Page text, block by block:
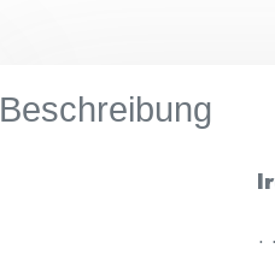
Beschreibung